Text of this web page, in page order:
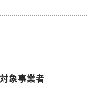
対象事業者